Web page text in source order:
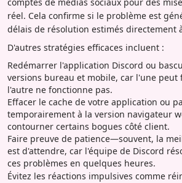
réel. Cela confirme si le problème est
délais de résolution estimés directement
D'autres stratégies efficaces incluent :
Redémarrer l'application Discord ou
versions bureau et mobile, car l'une
l'autre ne fonctionne pas.
Effacer le cache de votre application ou
temporairement à la version navigateur
contourner certains bogues côté client.
Faire preuve de patience—souvent, la
est d'attendre, car l'équipe de Discord
ces problèmes en quelques heures.
Évitez les réactions impulsives comme